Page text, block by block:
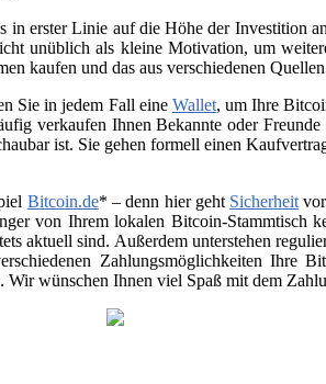
erster Linie auf die Höhe der Investition
unüblich als kleine Motivation, um
kaufen und das aus verschiedenen
Sie in jedem Fall eine Wallet, um Ihre
verkaufen Ihnen Bekannte oder
ist. Sie gehen formell einen
Bitcoin.de* – denn hier geht Sicherheit
von Ihrem lokalen Bitcoin-Stammtisch
aktuell sind. Außerdem unterstehen
Zahlungsmöglichkeiten Ihre
wünschen Ihnen viel Spaß mit dem